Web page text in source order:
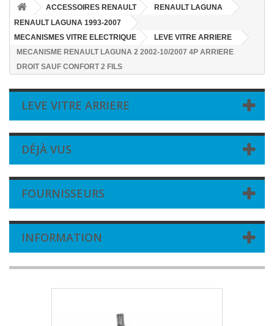
ACCESSOIRES RENAULT
RENAULT LAGUNA
RENAULT LAGUNA 1993-2007
MECANISMES VITRE ELECTRIQUE
LEVE VITRE ARRIERE
MECANISME RENAULT LAGUNA 2 2002-10/2007 4P ARRIERE
DROIT SAUF CONFORT 2 FILS
LEVE VITRE ARRIERE
DÉJÀ VUS
FOURNISSEURS
INFORMATION